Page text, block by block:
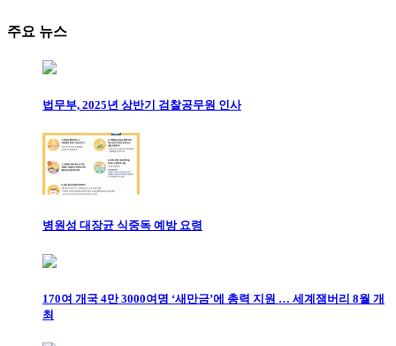
주요 뉴스
법무부, 2025년 상반기 검찰공무원 인사
병원성 대장균 식중독 예방 요령
170여 개국 4만 3000여명 ‘새만금’에 총력 지원 … 세계잼버리 8월 개
최